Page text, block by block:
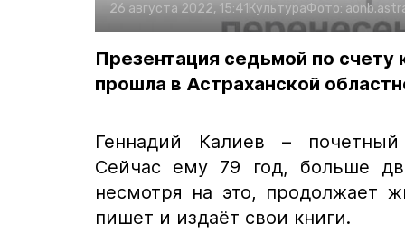
26 августа 2022, 15:41 КультураФото:
Презентация седьмой по счету
прошла в Астраханской
Геннадий Калиев –
Сейчас ему 79 год, больше
несмотря на это, продолжает
пишет и издаёт свои книги.